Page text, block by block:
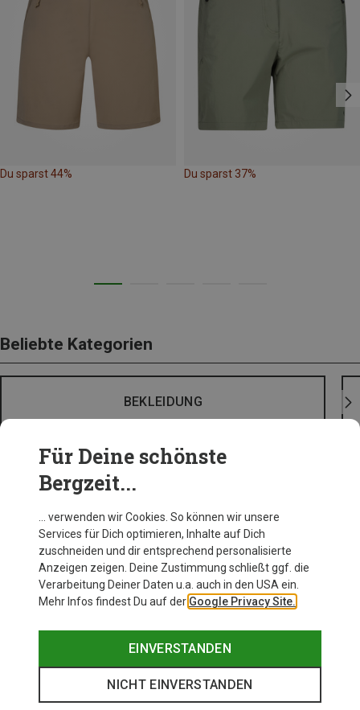
Du sparst 44% Du sparst 37%
Beliebte Kategorien
BEKLEIDUNG
Für Deine schönste
Bergzeit...
… verwenden wir Cookies. So können wir unsere
Services für Dich optimieren, Inhalte auf Dich
zuschneiden und dir entsprechend personalisierte
Anzeigen zeigen. Deine Zustimmung schließt ggf. die
Verarbeitung Deiner Daten u.a. auch in den USA ein.
Mehr Infos findest Du auf der Google Privacy Site.
EINVERSTANDEN
NICHT EINVERSTANDEN